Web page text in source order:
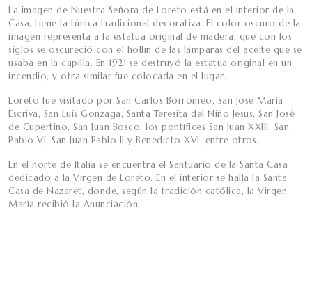
La imagen de Nuestra Señora de Loreto está en el interior de la
Casa, tiene la túnica tradicional decorativa. El color oscuro de la
imagen representa a la estatua original de madera, que con los
siglos se oscureció con el hollín de las lámparas del aceite que se
usaba en la capilla. En 1921 se destruyó la estatua original en un
incendio, y otra similar fue colocada en el lugar.
Loreto fue visitado por San Carlos Borromeo, San Jose María
Escrivá, San Luis Gonzaga, Santa Teresita del Niño Jesús, San José
de Cupertino, San Juan Bosco, los pontífices San Juan XXIII, San
Pablo VI, San Juan Pablo II y Benedicto XVI, entre otros.
En el norte de Italia se encuentra el Santuario de la Santa Casa
dedicado a la Virgen de Loreto. En el interior se halla la Santa
Casa de Nazaret, donde, según la tradición católica, la Virgen
María recibió la Anunciación.